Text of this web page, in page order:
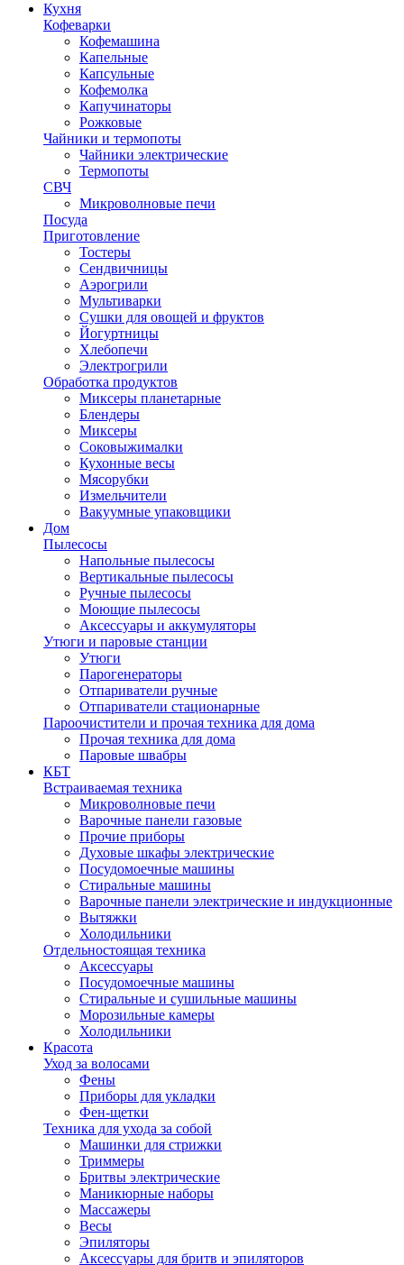
Кухня
Кофеварки
Кофемашина
Капельные
Капсульные
Кофемолка
Капучинаторы
Рожковые
Чайники и термопоты
Чайники электрические
Термопоты
СВЧ
Микроволновые печи
Посуда
Приготовление
Тостеры
Сендвичницы
Аэрогрили
Мультиварки
Сушки для овощей и фруктов
Йогуртницы
Хлебопечи
Электрогрили
Обработка продуктов
Миксеры планетарные
Блендеры
Миксеры
Соковыжималки
Кухонные весы
Мясорубки
Измельчители
Вакуумные упаковщики
Дом
Пылесосы
Напольные пылесосы
Вертикальные пылесосы
Ручные пылесосы
Моющие пылесосы
Аксессуары и аккумуляторы
Утюги и паровые станции
Утюги
Парогенераторы
Отпариватели ручные
Отпариватели стационарные
Пароочистители и прочая техника для дома
Прочая техника для дома
Паровые швабры
КБТ
Встраиваемая техника
Микроволновые печи
Варочные панели газовые
Прочие приборы
Духовые шкафы электрические
Посудомоечные машины
Стиральные машины
Варочные панели электрические и индукционные
Вытяжки
Холодильники
Отдельностоящая техника
Аксессуары
Посудомоечные машины
Стиральные и сушильные машины
Морозильные камеры
Холодильники
Красота
Уход за волосами
Фены
Приборы для укладки
Фен-щетки
Техника для ухода за собой
Машинки для стрижки
Триммеры
Бритвы электрические
Маникюрные наборы
Массажеры
Весы
Эпиляторы
Аксессуары для бритв и эпиляторов